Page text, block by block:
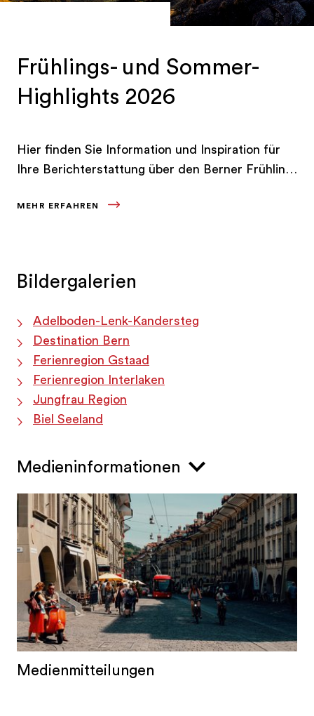
damit Sie schnellstmöglich die gewünschten
Frühlings- und Sommer-
Highlights 2026
Hier finden Sie Information und Inspiration für
Ihre Berichterstattung über den Berner Frühling
MEHR ERFAHREN
Bildergalerien
Adelboden-Lenk-Kandersteg
Destination Bern
Ferienregion Gstaad
Ferienregion Interlaken
Jungfrau Region
Biel Seeland
Medieninformationen
Medienmitteilungen